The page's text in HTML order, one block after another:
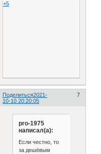
+5
Поделиться 7
2021-
10-10 20:20:05
pro-1975
написал(а):
Если честно, то
за дешёвым